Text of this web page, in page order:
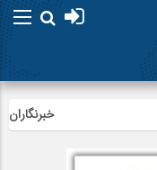
خبرنگاران،